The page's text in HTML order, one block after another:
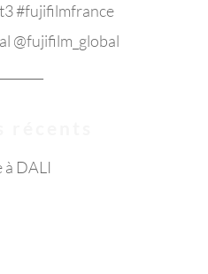
#fujifilmfrance
@fujifilm_global
à DALI